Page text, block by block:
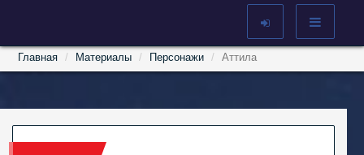
Главная Материалы Персонажи Аттила